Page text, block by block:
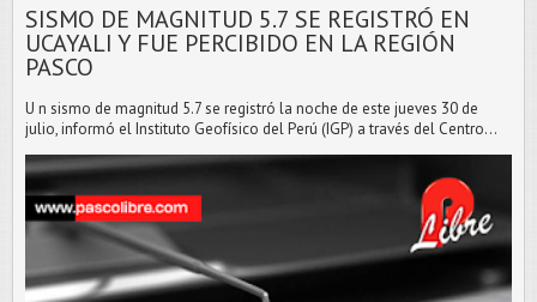
SISMO DE MAGNITUD 5.7 SE REGISTRÓ EN
UCAYALI Y FUE PERCIBIDO EN LA REGIÓN
PASCO
U n sismo de magnitud 5.7 se registró la noche de este jueves 30 de
julio, informó el Instituto Geofísico del Perú (IGP) a través del Centro...